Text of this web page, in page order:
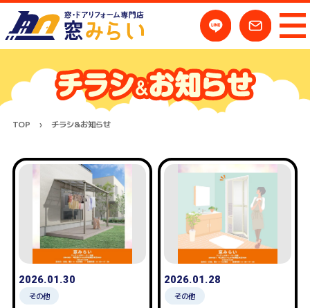
TOP チラシ&お知らせ
2026.01.30
その他
2026.01.28
その他